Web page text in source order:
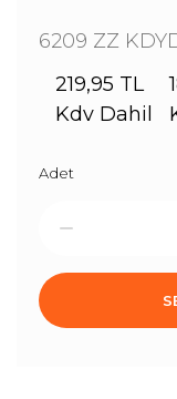
6209 ZZ
219,95 TL
Kdv Dahil
Adet